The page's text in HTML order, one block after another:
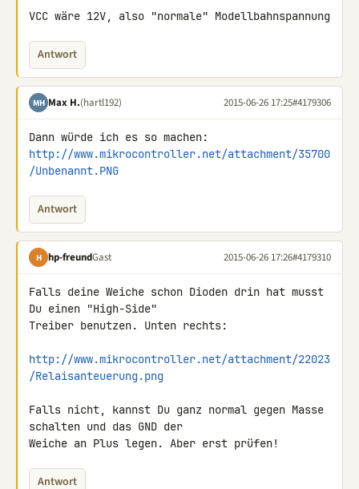
VCC wäre 12V, also "normale" Modellbahnspannung
Antwort
MH Max H.(hartl192) 2015-06-26 17:25#4179306
http://www.mikrocontroller.net/attachment/35700
/Unbenannt.PNG
Antwort
H hp-freundGast 2015-06-26 17:26#4179310
Falls deine Weiche schon Dioden drin hat musst
Du einen "High-Side"
Treiber benutzen. Unten rechts:
http://www.mikrocontroller.net/attachment/22023
/Relaisanteuerung.png
Falls nicht, kannst Du ganz normal gegen Masse
schalten und das GND der
Weiche an Plus legen. Aber erst prüfen!
Antwort